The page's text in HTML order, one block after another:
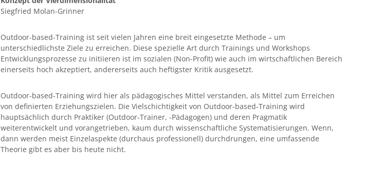
Siegfried Molan-Grinner
Outdoor-based-Training ist seit vielen Jahren eine breit eingesetzte Methode – um
unterschiedlichste Ziele zu erreichen. Diese spezielle Art durch Trainings und Workshops
Entwicklungsprozesse zu initiieren ist im sozialen (Non-Profit) wie auch im wirtschaftlichen Bereich
einerseits hoch akzeptiert, andererseits auch heftigster Kritik ausgesetzt.
Outdoor-based-Training wird hier als pädagogisches Mittel verstanden, als Mittel zum Erreichen
von definierten Erziehungszielen. Die Vielschichtigkeit von Outdoor-based-Training wird
hauptsächlich durch Praktiker (Outdoor-Trainer, -Pädagogen) und deren Pragmatik
weiterentwickelt und vorangetrieben, kaum durch wissenschaftliche Systematisierungen. Wenn,
dann werden meist Einzelaspekte (durchaus professionell) durchdrungen, eine umfassende
Theorie gibt es aber bis heute nicht.